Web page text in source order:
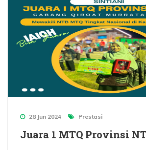
28 Jun 2024 Prestasi
Juara 1 MTQ Provinsi